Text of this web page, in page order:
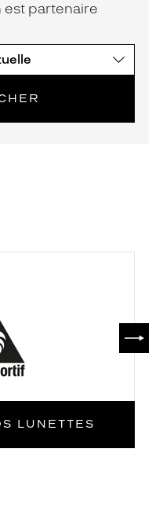
est partenaire
LUNETTES